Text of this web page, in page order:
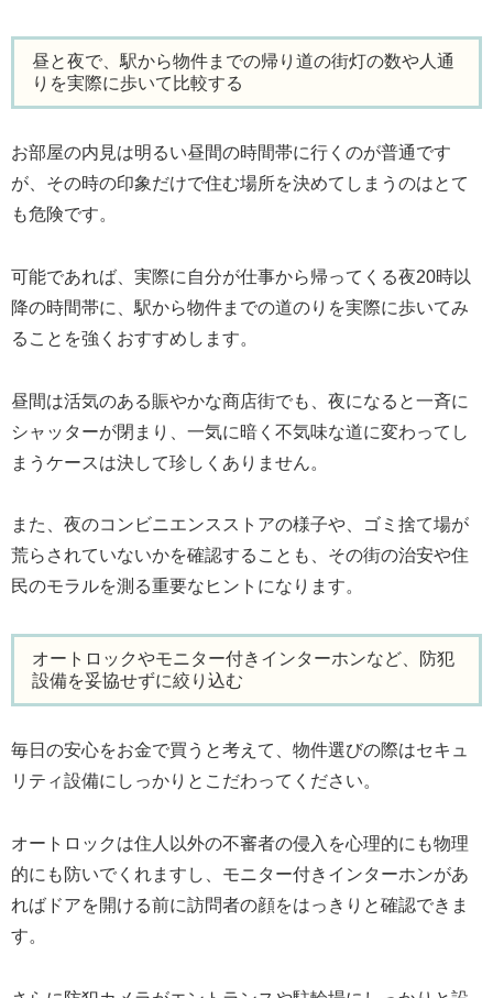
昼と夜で、駅から物件までの帰り道の街灯の数や人通
りを実際に歩いて比較する
お部屋の内見は明るい昼間の時間帯に行くのが普通です
が、その時の印象だけで住む場所を決めてしまうのはとて
も危険です。
可能であれば、実際に自分が仕事から帰ってくる夜20時以
降の時間帯に、駅から物件までの道のりを実際に歩いてみ
ることを強くおすすめします。
昼間は活気のある賑やかな商店街でも、夜になると一斉に
シャッターが閉まり、一気に暗く不気味な道に変わってし
まうケースは決して珍しくありません。
また、夜のコンビニエンスストアの様子や、ゴミ捨て場が
荒らされていないかを確認することも、その街の治安や住
民のモラルを測る重要なヒントになります。
オートロックやモニター付きインターホンなど、防犯
設備を妥協せずに絞り込む
毎日の安心をお金で買うと考えて、物件選びの際はセキュ
リティ設備にしっかりとこだわってください。
オートロックは住人以外の不審者の侵入を心理的にも物理
的にも防いでくれますし、モニター付きインターホンがあ
ればドアを開ける前に訪問者の顔をはっきりと確認できま
す。